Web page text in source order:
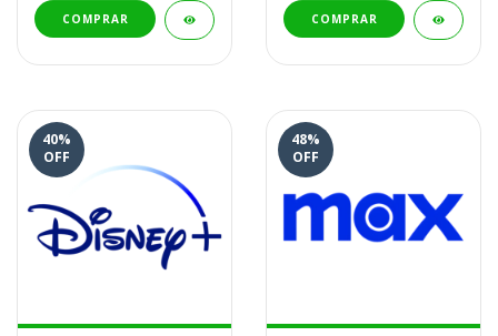
COMPRAR COMPRAR
40%
OFF
48%
OFF